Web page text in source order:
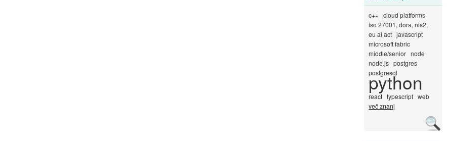
c++ cloud platforms
iso 27001, dora, nis2,
eu ai act javascript
microsoft fabric
middle/senior node
node.js postgres
postgresql
python
react typescript web
več znanj